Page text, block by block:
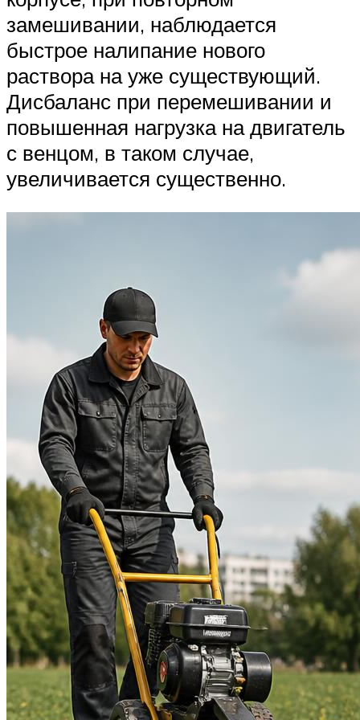
замешивании, наблюдается
быстрое налипание нового
раствора на уже существующий.
Дисбаланс при перемешивании и
повышенная нагрузка на двигатель
с венцом, в таком случае,
увеличивается существенно.